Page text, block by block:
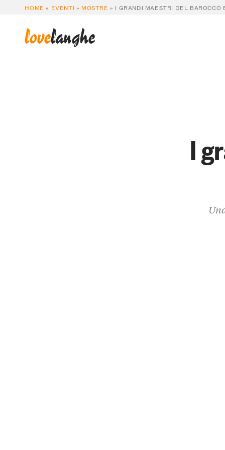
HOME » EVENTI » MOSTRE » I GRANDI MAESTRI DEL BAROCCO
lovelanghe
I